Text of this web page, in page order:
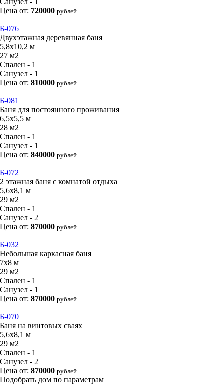
Санузел - 1
Цена от: 720000 рублей
Б-076
Двухэтажная деревянная баня
5,8х10,2 м
27 м2
Спален - 1
Санузел - 1
Цена от: 810000 рублей
Б-081
Баня для постоянного проживания
6,5х5,5 м
28 м2
Спален - 1
Санузел - 1
Цена от: 840000 рублей
Б-072
2 этажная баня с комнатой отдыха
5,6х8,1 м
29 м2
Спален - 1
Санузел - 2
Цена от: 870000 рублей
Б-032
Небольшая каркасная баня
7х8 м
29 м2
Спален - 1
Санузел - 1
Цена от: 870000 рублей
Б-070
Баня на винтовых сваях
5,6х8,1 м
29 м2
Спален - 1
Санузел - 2
Цена от: 870000 рублей
Подобрать дом по параметрам